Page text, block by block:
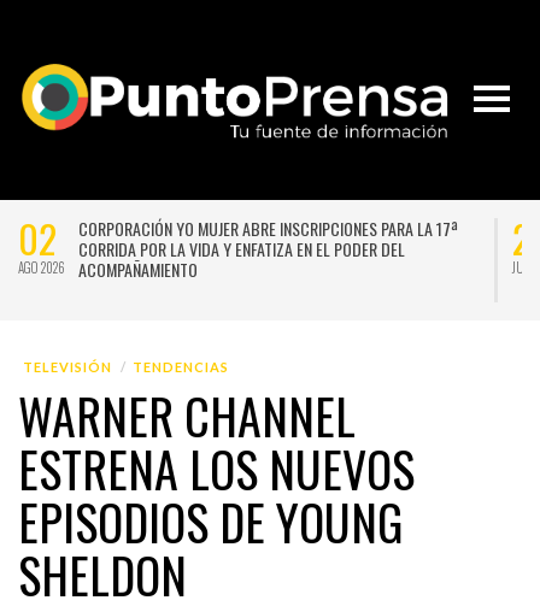
02
AGO 2026
CORPORACIÓN YO MUJER ABRE INSCRIPCIONES PARA LA 17ª
CORRIDA POR LA VIDA Y ENFATIZA EN EL PODER DEL
ACOMPAÑAMIENTO
JUL
TELEVISIÓN TENDENCIAS
WARNER CHANNEL
ESTRENA LOS NUEVOS
EPISODIOS DE YOUNG
SHELDON